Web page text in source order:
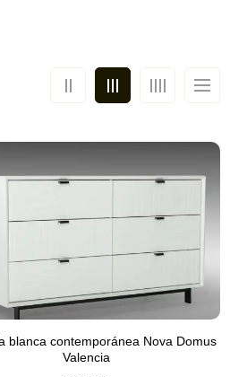
blanca contemporánea Nova Domus
Valencia